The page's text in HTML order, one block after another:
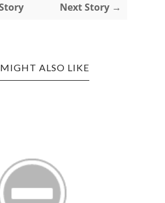
Next Story →
ALSO LIKE